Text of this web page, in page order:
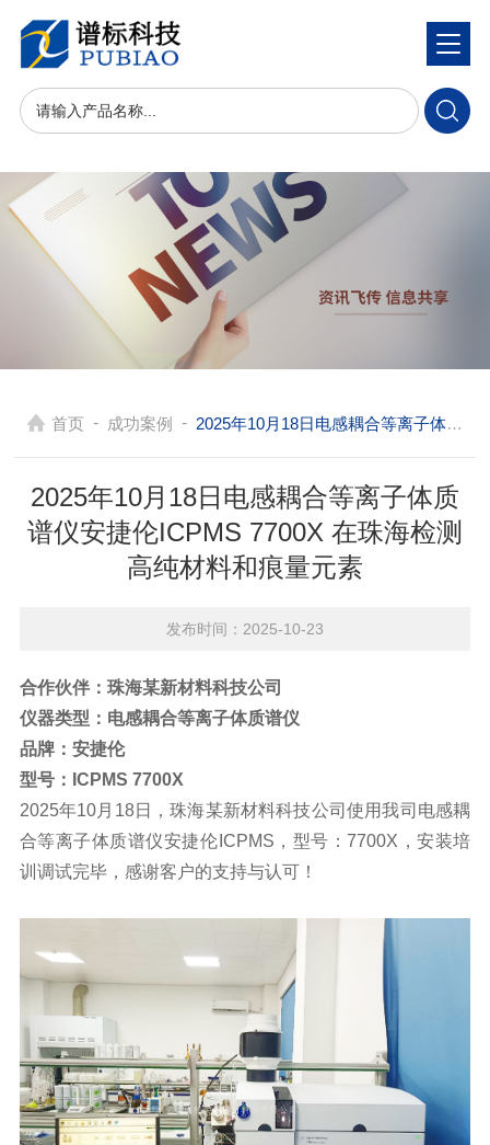
首页 - 成功案例 - 2025年10月18日电感耦合等离子体质谱仪安捷伦ICPMS 7700X 在珠海检测高纯材料和痕量元素
2025年10月18日电感耦合等离子体质
谱仪安捷伦ICPMS 7700X 在珠海检测
高纯材料和痕量元素
发布时间：2025-10-23
合作伙伴： 珠海某新材料科技公司
仪器类型： 电感耦合等离子体质谱仪
品牌： 安捷伦
型号： ICPMS 7700X
2025年10月18日，珠海某新材料科技公司使用我司电感耦
合等离子体质谱仪安捷伦ICPMS，型号：7700X ，安装培
训调试完毕，感谢客户的支持与认可！